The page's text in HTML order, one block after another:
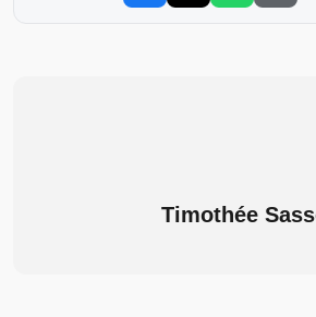
Timothée